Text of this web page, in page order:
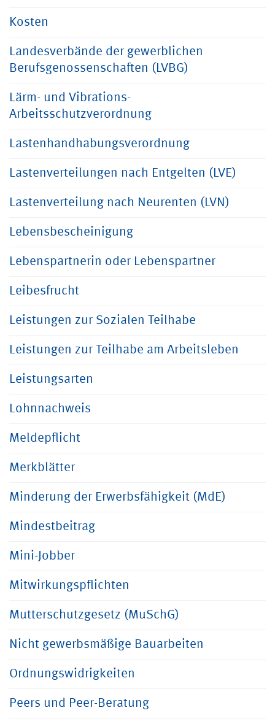
Kosten
Landesverbände der gewerblichen
Berufsgenossenschaften (LVBG)
Lärm- und Vibrations-
Arbeitsschutzverordnung
Lastenhandhabungsverordnung
Lastenverteilungen nach Entgelten (LVE)
Lastenverteilung nach Neurenten (LVN)
Lebensbescheinigung
Lebenspartnerin oder Lebenspartner
Leibesfrucht
Leistungen zur Sozialen Teilhabe
Leistungen zur Teilhabe am Arbeitsleben
Leistungsarten
Lohnnachweis
Meldepflicht
Merkblätter
Minderung der Erwerbsfähigkeit (MdE)
Mindestbeitrag
Mini-Jobber
Mitwirkungspflichten
Mutterschutzgesetz (MuSchG)
Nicht gewerbsmäßige Bauarbeiten
Ordnungswidrigkeiten
Peers und Peer-Beratung